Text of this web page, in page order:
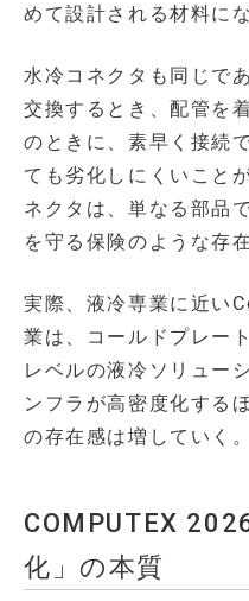
めて設計される材料に
水冷コネクタも同じで
交換するとき、配管を
のときに、素早く接続
ても劣化しにくいこと
ネクタは、単なる部品
を守る保険のような存
実際、液冷専業に近い
業は、コールドプレー
レベルの液冷ソリュー
ンフラが高密度化する
の存在感は増していく。
COMPUTEX
化」の本質